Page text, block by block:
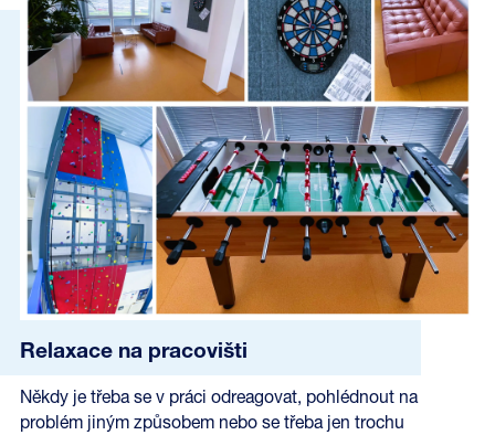
Relaxace na pracovišti
Někdy je třeba se v práci odreagovat, pohlédnout na
problém jiným způsobem nebo se třeba jen trochu